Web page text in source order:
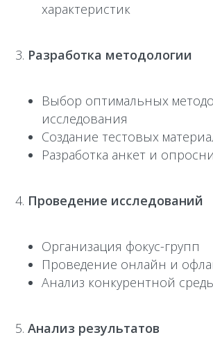
характеристик
Разработка методологии
Выбор оптимальных
исследования
Создание тестовых
Разработка анкет и
Проведение исследований
Организация фокус-групп
Проведение онлайн и
Анализ конкурентной
Анализ результатов